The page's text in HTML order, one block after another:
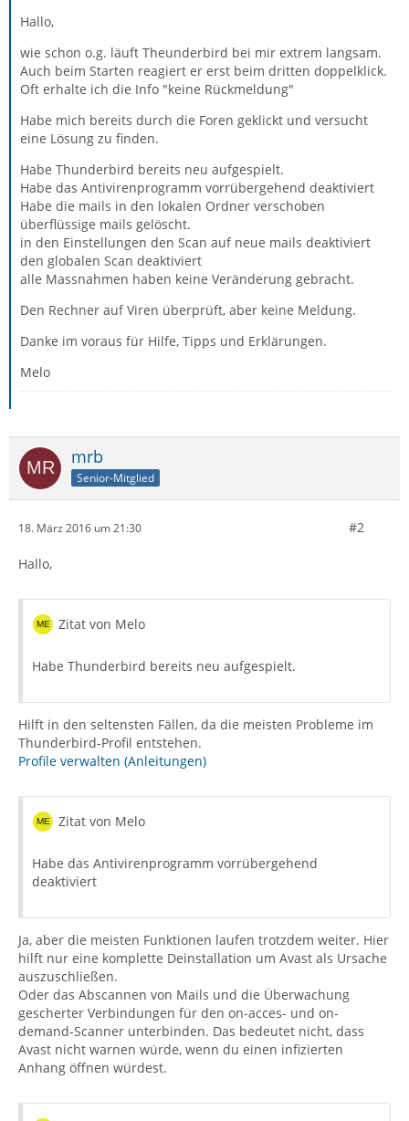
Hallo,
wie schon o.g. läuft Theunderbird bei mir extrem langsam.
Auch beim Starten reagiert er erst beim dritten doppelklick.
Oft erhalte ich die Info "keine Rückmeldung"
Habe mich bereits durch die Foren geklickt und versucht
eine Lösung zu finden.
Habe Thunderbird bereits neu aufgespielt.
Habe das Antivirenprogramm vorrübergehend deaktiviert
Habe die mails in den lokalen Ordner verschoben
überflüssige mails gelöscht.
in den Einstellungen den Scan auf neue mails deaktiviert
den globalen Scan deaktiviert
alle Massnahmen haben keine Veränderung gebracht.
Den Rechner auf Viren überprüft, aber keine Meldung.
Danke im voraus für Hilfe, Tipps und Erklärungen.
Melo
mrb
Senior-Mitglied
18. März 2016 um 21:30 #2
Hallo,
Zitat von Melo
Habe Thunderbird bereits neu aufgespielt.
Hilft in den seltensten Fällen, da die meisten Probleme im
Thunderbird-Profil entstehen.
Profile verwalten (Anleitungen)
Zitat von Melo
Habe das Antivirenprogramm vorrübergehend
deaktiviert
Ja, aber die meisten Funktionen laufen trotzdem weiter. Hier
hilft nur eine komplette Deinstallation um Avast als Ursache
auszuschließen.
Oder das Abscannen von Mails und die Überwachung
gescherter Verbindungen für den on-acces- und on-
demand-Scanner unterbinden. Das bedeutet nicht, dass
Avast nicht warnen würde, wenn du einen infizierten
Anhang öffnen würdest.